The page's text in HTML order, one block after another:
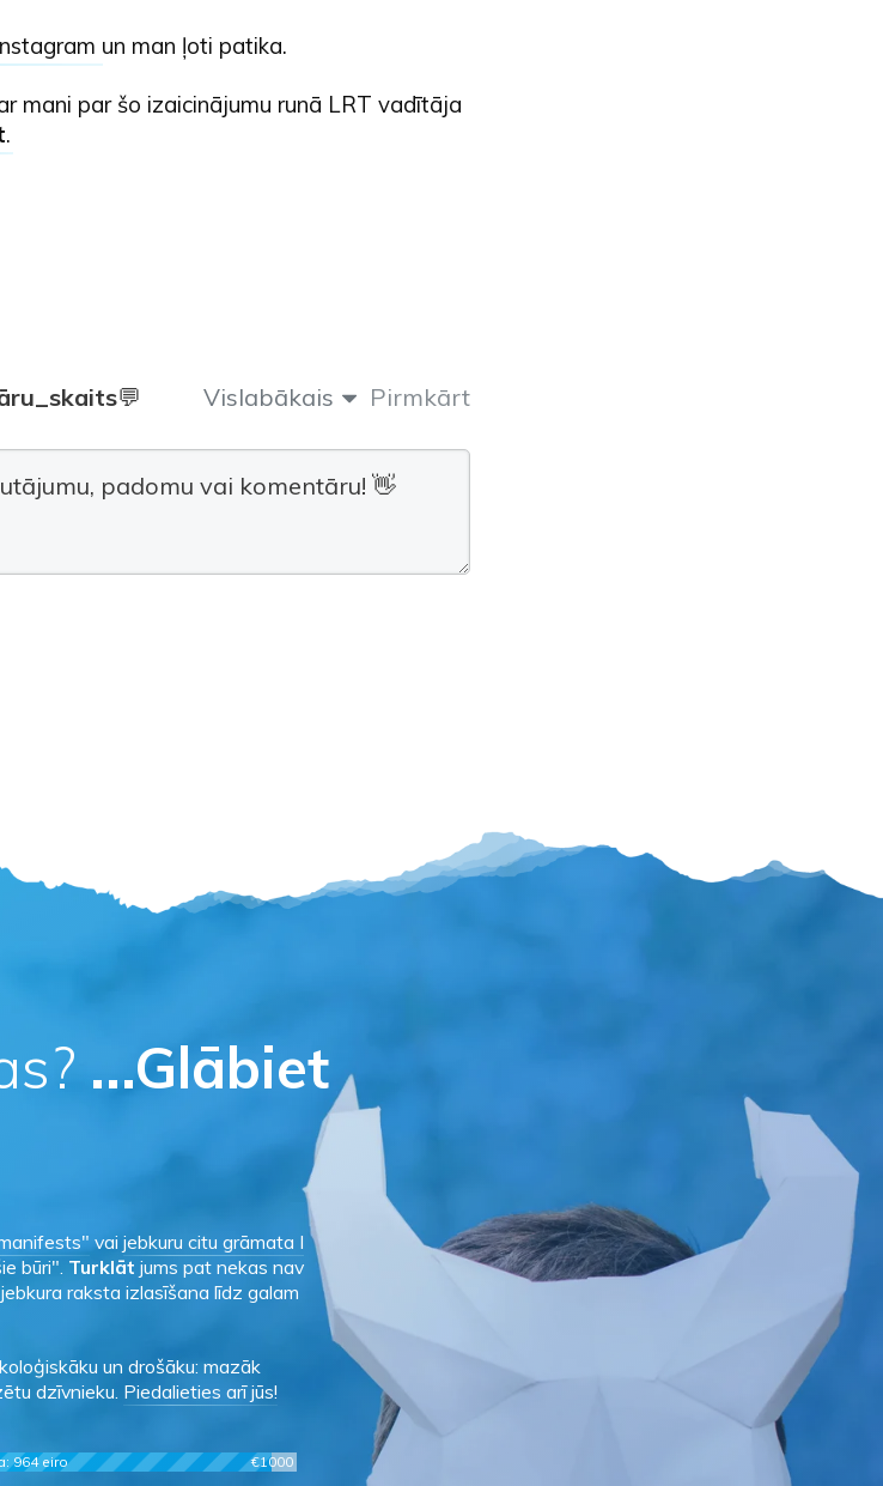
un man ļoti patika.
mani par šo izaicinājumu runā LRT vadītāja
.
💬 Vislabākais Pirmkārt
...Glābiet
vai jebkuru citu grāmata I
būri". Turklāt jums pat nekas nav
raksta izlasīšana līdz galam
un drošāku: mazāk
dzīvnieku. Piedalieties arī jūs!
964 eiro €1000